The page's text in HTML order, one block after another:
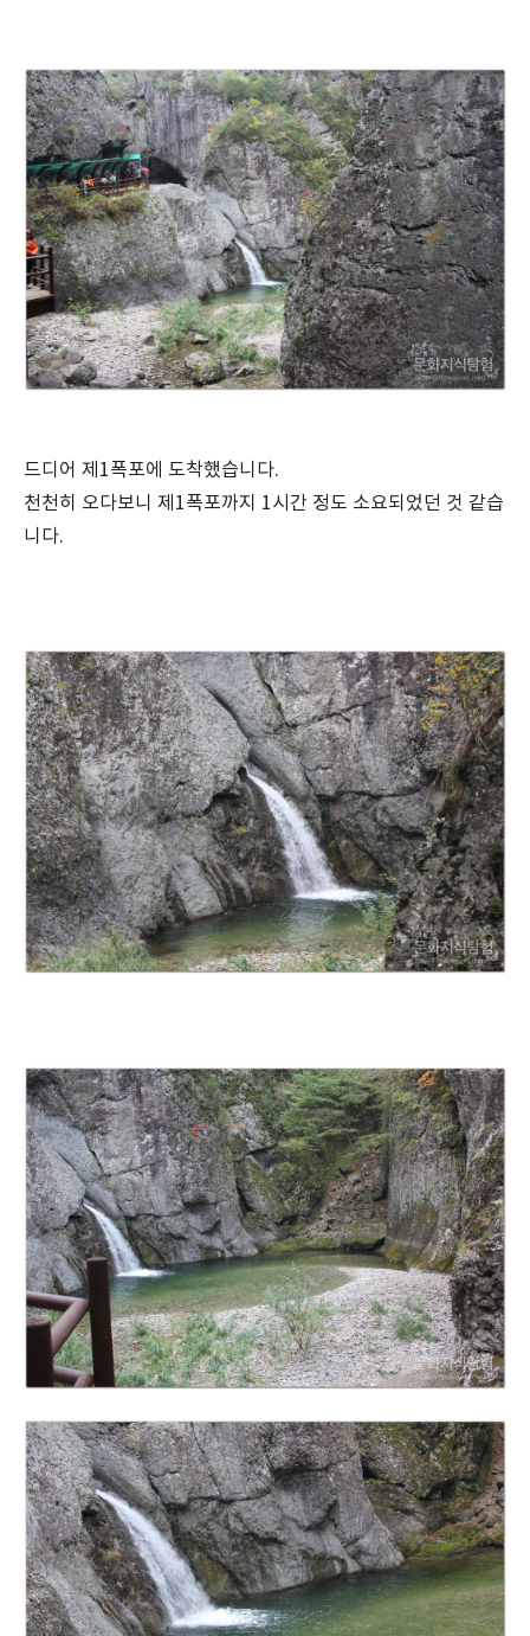
드디어 제1폭포에 도착했습니다.
천천히 오다보니 제1폭포까지 1시간 정도 소요되었던 것 같습
니다.